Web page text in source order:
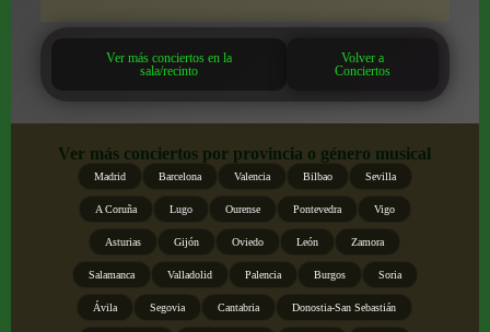
Ver más conciertos en la
sala/recinto
Volver a
Conciertos
Ver más conciertos por provincia o género musical
Madrid Barcelona Valencia Bilbao Sevilla
A Coruña Lugo Ourense Pontevedra Vigo
Asturias Gijón Oviedo León Zamora
Salamanca Valladolid Palencia Burgos Soria
Ávila Segovia Cantabria Donostia-San Sebastián